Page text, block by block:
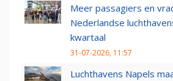
Meer passagiers en
Nederlandse
kwartaal
31-07-2026, 11:57
Luchthavens Napels